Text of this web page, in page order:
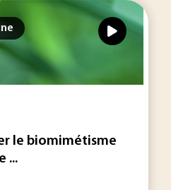
le biomimétisme
...